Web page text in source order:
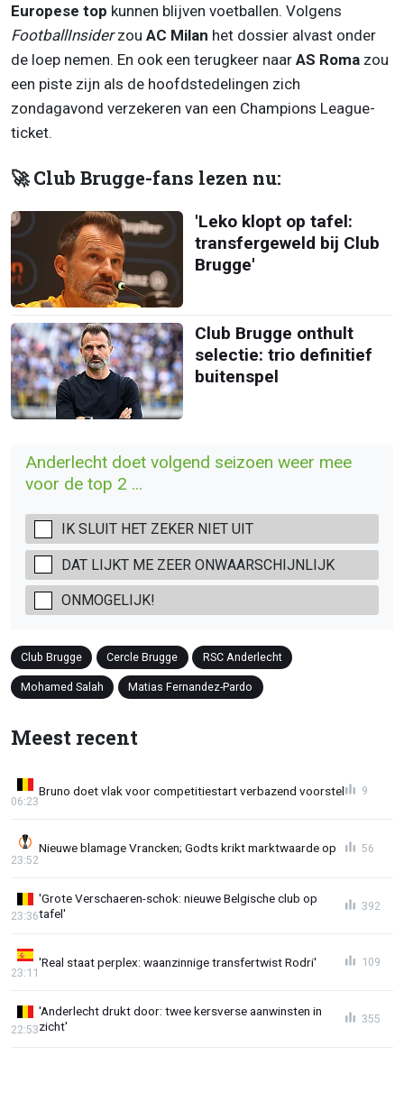
Europese top kunnen blijven voetballen. Volgens
FootballInsiderzou AC Milan het dossier alvast onder
de loep nemen. En ook een terugkeer naar AS Roma zou
een piste zijn als de hoofdstedelingen zich
zondagavond verzekeren van een Champions League-
ticket.
🚀 Club Brugge-fans lezen nu:
'Leko klopt op tafel:
transfergeweld bij Club
Brugge'
Club Brugge onthult
selectie: trio definitief
buitenspel
Anderlecht doet volgend seizoen weer mee
voor de top 2 ...
IK SLUIT HET ZEKER NIET UIT
DAT LIJKT ME ZEER ONWAARSCHIJNLIJK
ONMOGELIJK!
Club Brugge Cercle Brugge RSC Anderlecht
Mohamed Salah Matias Fernandez-Pardo
Meest recent
Bruno doet vlak voor competitiestart verbazend voorstel
06:23
9
Nieuwe blamage Vrancken; Godts krikt marktwaarde op
23:52
56
'Grote Verschaeren-schok: nieuwe Belgische club op
tafel'
23:36
392
'Real staat perplex: waanzinnige transfertwist Rodri'
23:11
109
'Anderlecht drukt door: twee kersverse aanwinsten in
zicht'
22:53
355